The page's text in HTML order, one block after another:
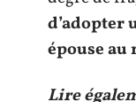
d’adopter
épouse
Lire